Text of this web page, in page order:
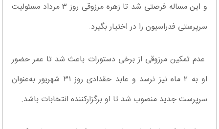
و این مساله فرصتی شد تا زهره مرزوقی روز ۳ مرداد مسئولیت
سرپرستی فدراسیون را در اختیار بگیرد.
عدم تمکین مرزوقی از برخی دستورات باعث شد تا عمر حضور
او به ۲ ماه نیز نرسد و عابد حقدادی روز ۳۱ شهریور به‌عنوان
سرپرست جدید منصوب شد تا او برگزار‌کننده انتخابات باشد.